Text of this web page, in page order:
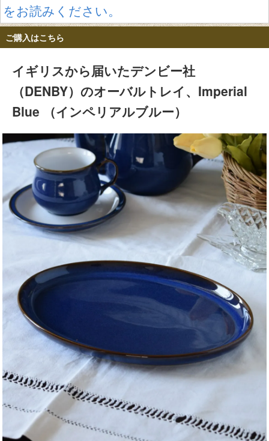
をお読みください。
ご購入はこちら
イギリスから届いたデンビー社
（DENBY）のオーバルトレイ、Imperial
Blue （インペリアルブルー）